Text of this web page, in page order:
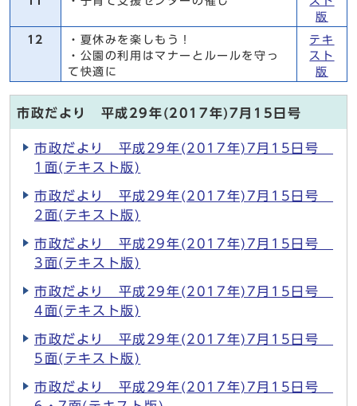
版
12
・夏休みを楽しもう！
・公園の利用はマナーとルールを守っ
て快適に
テキ
スト
版
市政だより 平成29年(2017年)7月15日号
市政だより 平成29年(2017年)7月15日号
1面(テキスト版)
市政だより 平成29年(2017年)7月15日号
2面(テキスト版)
市政だより 平成29年(2017年)7月15日号
3面(テキスト版)
市政だより 平成29年(2017年)7月15日号
4面(テキスト版)
市政だより 平成29年(2017年)7月15日号
5面(テキスト版)
市政だより 平成29年(2017年)7月15日号